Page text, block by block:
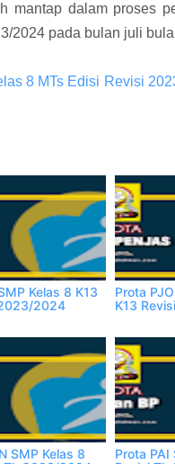
mantap dalam proses
2024 pada bulan juli
8 MTs Edisi Revisi
Kelas 8 K13
2024
Prota
K13
SMP Kelas 8
Prota PAI